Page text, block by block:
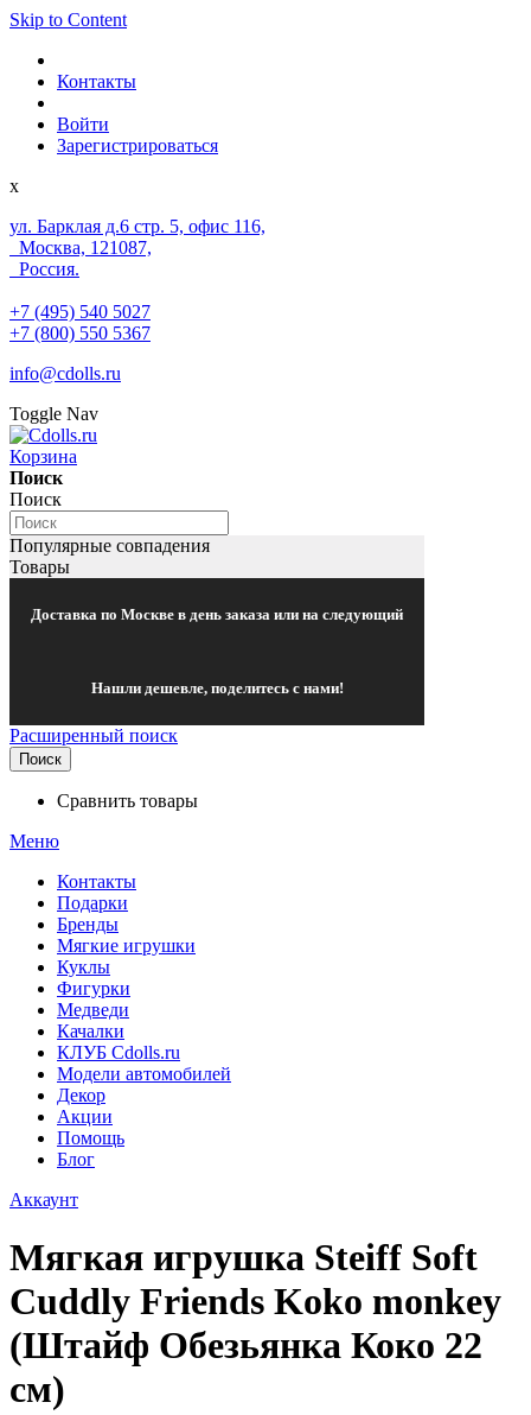
Skip to Content
Контакты
Войти
Зарегистрироваться
x
ул. Барклая д.6 стр. 5, офис 116,
Москва, 121087,
Россия.
+7 (495) 540 5027
+7 (800) 550 5367
info@cdolls.ru
Toggle Nav
Корзина
Поиск
Поиск
Популярные совпадения
Товары
Доставка по Москве в день заказа или на следующий
Нашли дешевле, поделитесь с нами!
Расширенный поиск
Поиск
Сравнить товары
Меню
Контакты
Подарки
Бренды
Мягкие игрушки
Куклы
Фигурки
Медведи
Качалки
КЛУБ Cdolls.ru
Модели автомобилей
Декор
Акции
Помощь
Блог
Аккаунт
Мягкая игрушка Steiff Soft
Cuddly Friends Koko monkey
(Штайф Обезьянка Коко 22
см)